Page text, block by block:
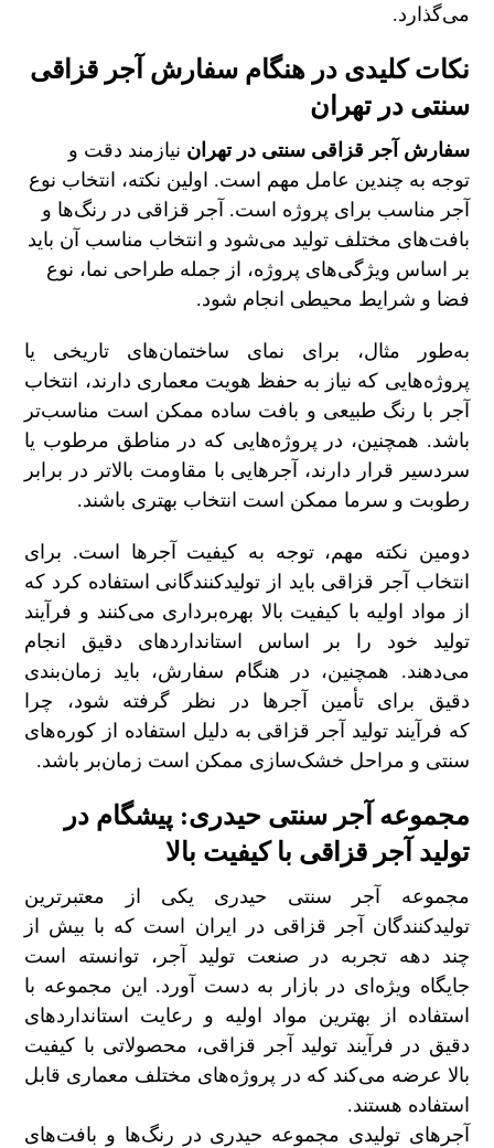
می‌گذارد.
نکات کلیدی در هنگامسفارش آجر قزاقی
سنتی در تهران
سفارش آجر قزاقی سنتی در تهران نیازمند دقت و
توجه به چندین عامل مهم است. اولین نکته، انتخاب نوع
آجر مناسب برای پروژه است. آجر قزاقی در رنگ‌ها و
بافت‌های مختلف تولید می‌شود و انتخاب مناسب آن باید
بر اساس ویژگی‌های پروژه، از جمله طراحی نما، نوع
فضا و شرایط محیطی انجام شود.
به‌طور مثال، برای نمای ساختمان‌های تاریخی یا
پروژه‌هایی که نیاز به حفظ هویت معماری دارند، انتخاب
آجر با رنگ طبیعی و بافت ساده ممکن است مناسب‌تر
باشد. همچنین، در پروژه‌هایی که در مناطق مرطوب یا
سردسیر قرار دارند، آجرهایی با مقاومت بالاتر در برابر
رطوبت و سرما ممکن است انتخاب بهتری باشند.
دومین نکته مهم، توجه به کیفیت آجرها است. برای
انتخاب آجر قزاقی باید از تولیدکنندگانی استفاده کرد که
از مواد اولیه با کیفیت بالا بهره‌برداری می‌کنند و فرآیند
تولید خود را بر اساس استانداردهای دقیق انجام
می‌دهند. همچنین، در هنگام سفارش، باید زمان‌بندی
دقیق برای تأمین آجرها در نظر گرفته شود، چرا
که فرآیند تولید آجر قزاقی به دلیل استفاده از کوره‌های
سنتی و مراحل خشک‌سازی ممکن است زمان‌بر باشد.
مجموعه آجر سنتی حیدری: پیشگام در
تولید آجر قزاقی با کیفیت بالا
مجموعه آجر سنتی حیدری یکی از معتبرترین
تولیدکنندگان آجر قزاقی در ایران است که با بیش از
چند دهه تجربه در صنعت تولید آجر، توانسته است
جایگاه ویژه‌ای در بازار به دست آورد. این مجموعه با
استفاده از بهترین مواد اولیه و رعایت استانداردهای
دقیق در فرآیند تولید آجر قزاقی، محصولاتی با کیفیت
بالا عرضه می‌کند که در پروژه‌های مختلف معماری قابل
استفاده هستند.
آجرهای تولیدی مجموعه حیدری در رنگ‌ها و بافت‌های